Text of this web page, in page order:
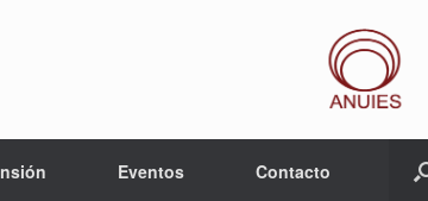
Eventos Contacto